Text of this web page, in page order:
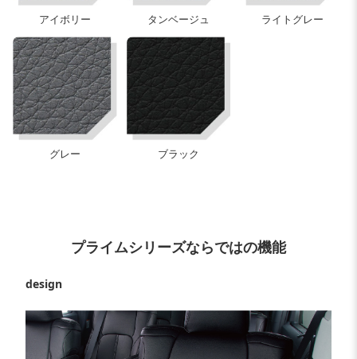
アイボリー タンベージュ ライトグレー
グレー ブラック
プライムシリーズならではの機能
design